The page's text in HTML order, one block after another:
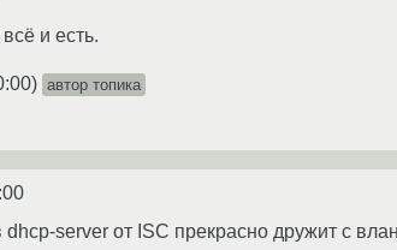
и есть.
) автор топика
server от ISC прекрасно дружит с